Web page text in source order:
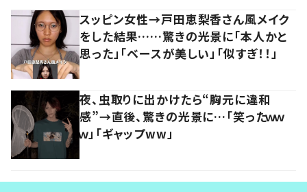
スッピン女性→戸田恵梨香さん風メイク
をした結果……驚きの光景に「本人かと
思った」「ベースが美しい」「似すぎ！！」
夜、虫取りに出かけたら“胸元に違和
感”→直後、驚きの光景に…「笑ったｗｗ
ｗ」「ギャップww」